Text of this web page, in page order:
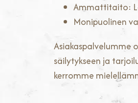
Ammattitaito:
Monipuolinen
Asiakaspalvelumme
säilytykseen ja
kerromme